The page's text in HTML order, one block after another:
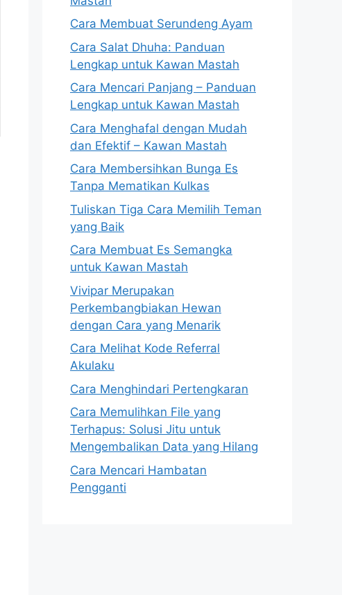
Cara Membuat Serundeng Ayam
Cara Salat Dhuha: Panduan
Lengkap untuk Kawan Mastah
Cara Mencari Panjang – Panduan
Lengkap untuk Kawan Mastah
Cara Menghafal dengan Mudah
dan Efektif – Kawan Mastah
Cara Membersihkan Bunga Es
Tanpa Mematikan Kulkas
Tuliskan Tiga Cara Memilih Teman
yang Baik
Cara Membuat Es Semangka
untuk Kawan Mastah
Vivipar Merupakan
Perkembangbiakan Hewan
dengan Cara yang Menarik
Cara Melihat Kode Referral
Akulaku
Cara Menghindari Pertengkaran
Cara Memulihkan File yang
Terhapus: Solusi Jitu untuk
Mengembalikan Data yang Hilang
Cara Mencari Hambatan
Pengganti